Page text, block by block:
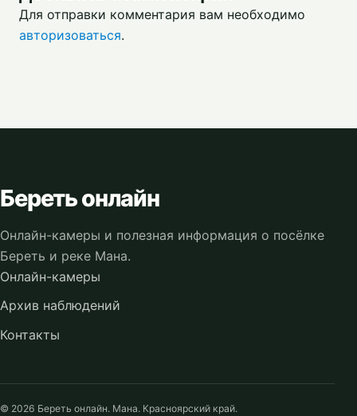
Для отправки комментария вам необходимо
авторизоваться.
Береть онлайн
Онлайн-камеры и полезная информация о посёлке
Береть и реке Мана.
Онлайн-камеры
Архив наблюдений
Контакты
© 2026 Береть онлайн. Мана. Красноярский край.